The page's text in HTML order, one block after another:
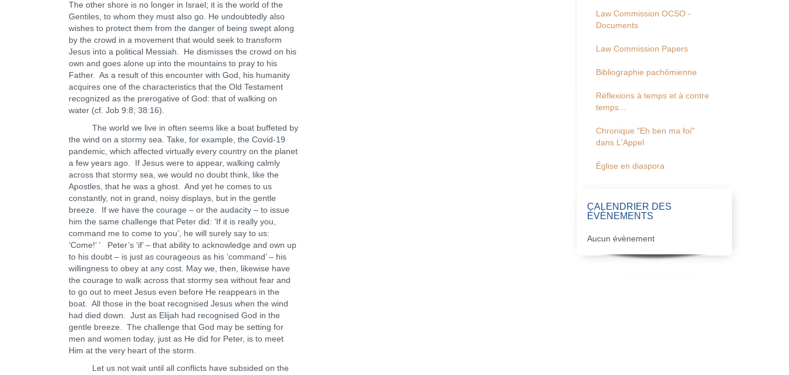
The other shore is no longer in Israel; it is the world of the
Gentiles, to whom they must also go. He undoubtedly also
wishes to protect them from the danger of being swept along
by the crowd in a movement that would seek to transform
Jesus into a political Messiah. He dismisses the crowd on his
own and goes alone up into the mountains to pray to his
Father. As a result of this encounter with God, his humanity
acquires one of the characteristics that the Old Testament
recognized as the prerogative of God: that of walking on
water (cf. Job 9:8; 38:16).
The world we live in often seems like a boat buffeted by
the wind on a stormy sea. Take, for example, the Covid-19
pandemic, which affected virtually every country on the planet
a few years ago. If Jesus were to appear, walking calmly
across that stormy sea, we would no doubt think, like the
Apostles, that he was a ghost. And yet he comes to us
constantly, not in grand, noisy displays, but in the gentle
breeze. If we have the courage – or the audacity – to issue
him the same challenge that Peter did: ‘If it is really you,
command me to come to you’, he will surely say to us:
‘Come!’ ’ Peter’s ‘if’ – that ability to acknowledge and own up
to his doubt – is just as courageous as his ‘command’ – his
willingness to obey at any cost. May we, then, likewise have
the courage to walk across that stormy sea without fear and
to go out to meet Jesus even before He reappears in the
boat. All those in the boat recognised Jesus when the wind
had died down. Just as Elijah had recognised God in the
gentle breeze. The challenge that God may be setting for
men and women today, just as He did for Peter, is to meet
Him at the very heart of the storm.
Let us not wait until all conflicts have subsided on the
Law Commission OCSO -
Documents
Law Commission Papers
Bibliographie pachômienne
Réflexions à temps et à contre
temps...
Chronique "Eh ben ma foi"
dans L'Appel
Église en diaspora
CALENDRIER DES
ÉVÈNEMENTS
Aucun évènement